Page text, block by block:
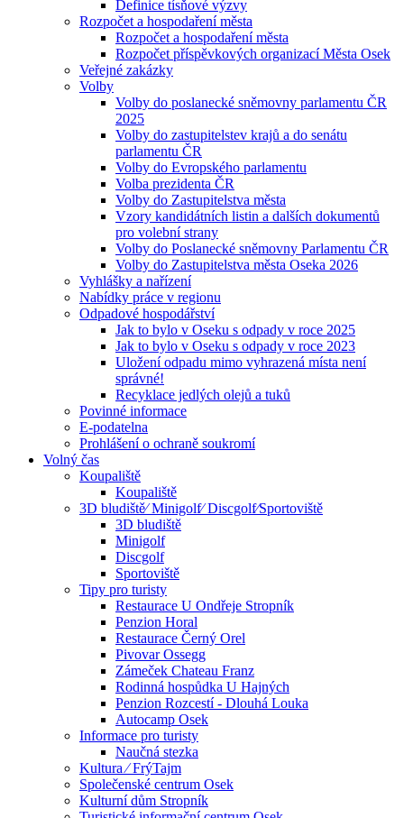
Definice tísňové výzvy
Rozpočet a hospodaření města
Rozpočet a hospodaření města
Rozpočet příspěvkových organizací Města Osek
Veřejné zakázky
Volby
Volby do poslanecké sněmovny parlamentu ČR
2025
Volby do zastupitelstev krajů a do senátu
parlamentu ČR
Volby do Evropského parlamentu
Volba prezidenta ČR
Volby do Zastupitelstva města
Vzory kandidátních listin a dalších dokumentů
pro volební strany
Volby do Poslanecké sněmovny Parlamentu ČR
Volby do Zastupitelstva města Oseka 2026
Vyhlášky a nařízení
Nabídky práce v regionu
Odpadové hospodářství
Jak to bylo v Oseku s odpady v roce 2025
Jak to bylo v Oseku s odpady v roce 2023
Uložení odpadu mimo vyhrazená místa není
správné!
Recyklace jedlých olejů a tuků
Povinné informace
E-podatelna
Prohlášení o ochraně soukromí
Volný čas
Koupaliště
Koupaliště
3D bludiště⁄ Minigolf⁄ Discgolf⁄Sportoviště
3D bludiště
Minigolf
Discgolf
Sportoviště
Tipy pro turisty
Restaurace U Ondřeje Stropník
Penzion Horal
Restaurace Černý Orel
Pivovar Ossegg
Zámeček Chateau Franz
Rodinná hospůdka U Hajných
Penzion Rozcestí - Dlouhá Louka
Autocamp Osek
Informace pro turisty
Naučná stezka
Kultura ⁄ FrýTajm
Společenské centrum Osek
Kulturní dům Stropník